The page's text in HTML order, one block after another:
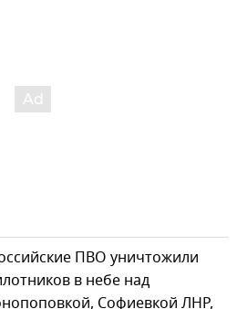
ПВО уничтожили
в небе над
Софиевкой ЛНР,